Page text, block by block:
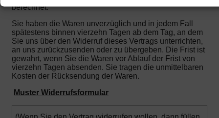
berechnet.
Sie haben die Waren unverzüglich und in jedem Fall
spätestens binnen vierzehn Tagen ab dem Tag, an dem
Sie uns über den Widerruf dieses Vertrags unterrichten,
an uns zurückzusenden oder zu übergeben. Die Frist ist
gewahrt, wenn Sie die Waren vor Ablauf der Frist von
vierzehn Tagen absenden. Sie tragen die unmittelbaren
Kosten der Rücksendung der Waren.
Muster Widerrufsformular